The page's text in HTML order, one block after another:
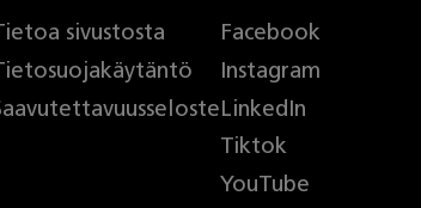
sivustosta
Facebook
Instagram
LinkedIn
Tiktok
YouTube